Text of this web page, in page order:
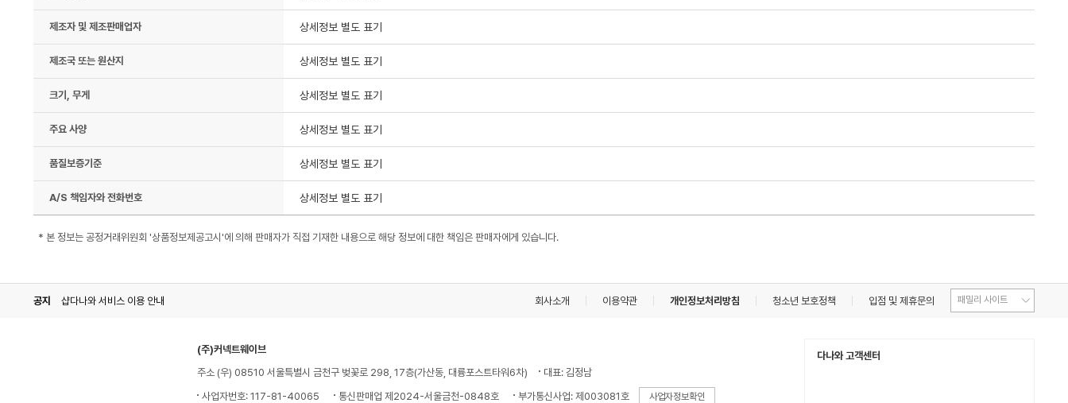
제조자 및 제조판매업자 상세정보 별도 표기
제조국 또는 원산지 상세정보 별도 표기
크기, 무게 상세정보 별도 표기
주요 사양 상세정보 별도 표기
품질보증기준 상세정보 별도 표기
A/S 책임자와 전화번호 상세정보 별도 표기
* 본 정보는 공정거래위원회 '상품정보제공고시'에 의해 판매자가 직접 기재한 내용으로 해당 정보에 대한 책임은 판매자에게 있습니다.
공지 샵다나와 서비스 이용 안내 회사소개 이용약관 개인정보처리방침 청소년 보호정책 입점 및 제휴문의
(주)커넥트웨이브
주소 (우) 08510 서울특별시 금천구 벚꽃로 298, 17층(가산동, 대륭포스트타워6차)
대표: 김정남
사업자번호: 117-81-40065
통신판매업 제2024-서울금천-0848호 부가통신사업: 제003081호 사업자정보확인
다나와 고객센터